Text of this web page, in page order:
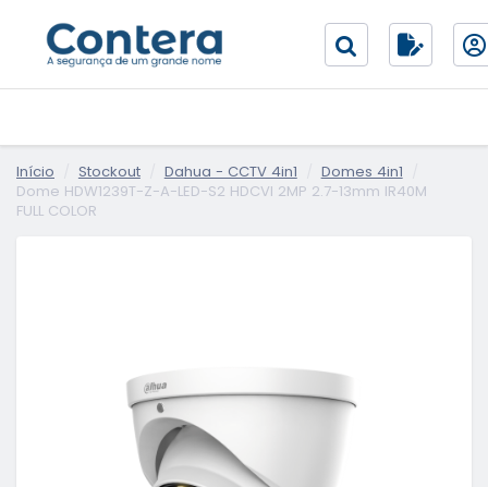
Início Stockout Dahua - CCTV 4in1
Domes 4in1
Dome HDW1239T-Z-A-LED-S2 HDCVI 2MP 2.7-13mm IR40M
FULL COLOR